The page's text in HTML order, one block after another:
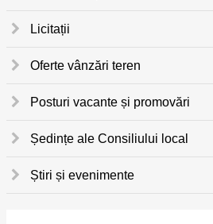
Licitații
Oferte vânzări teren
Posturi vacante și promovări
Ședințe ale Consiliului local
Știri și evenimente